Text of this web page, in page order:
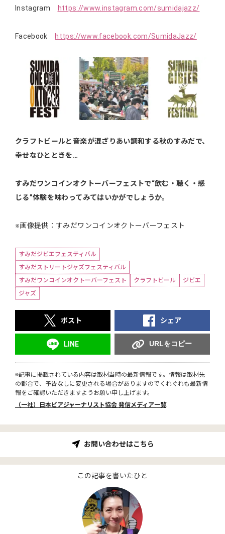
Instagram https://www.instagram.com/sumidajazz/
Facebook https://www.facebook.com/SumidaJazz/
クラフトビールと音楽が混ざりあい調和する秋のすみだで、
幸せなひとときを…
すみだワンコインオクトーバーフェストで“飲む・聴く・感
じる”体験を味わってみてはいかがでしょうか。
※画像提供：すみだワンコインオクトーバーフェスト
すみだジビエフェスティバル
すみだストリートジャズフェスティバル
すみだワンコインオクトーバーフェスト
クラフトビール
ジビエ
ジャズ
ポスト シェア
LINE URLをコピー
※記事に掲載されている内容は取材当時の最新情報です。情報は取材先
の都合で、予告なしに変更される場合がありますのでくれぐれも最新情
報をご確認いただきますようお願い申し上げます。
（一社）日本ビアジャーナリスト協会 発信メディア一覧
お問い合わせはこちら
この記事を書いたひと